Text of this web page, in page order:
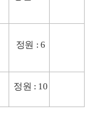
정원 : 6
정원 : 10